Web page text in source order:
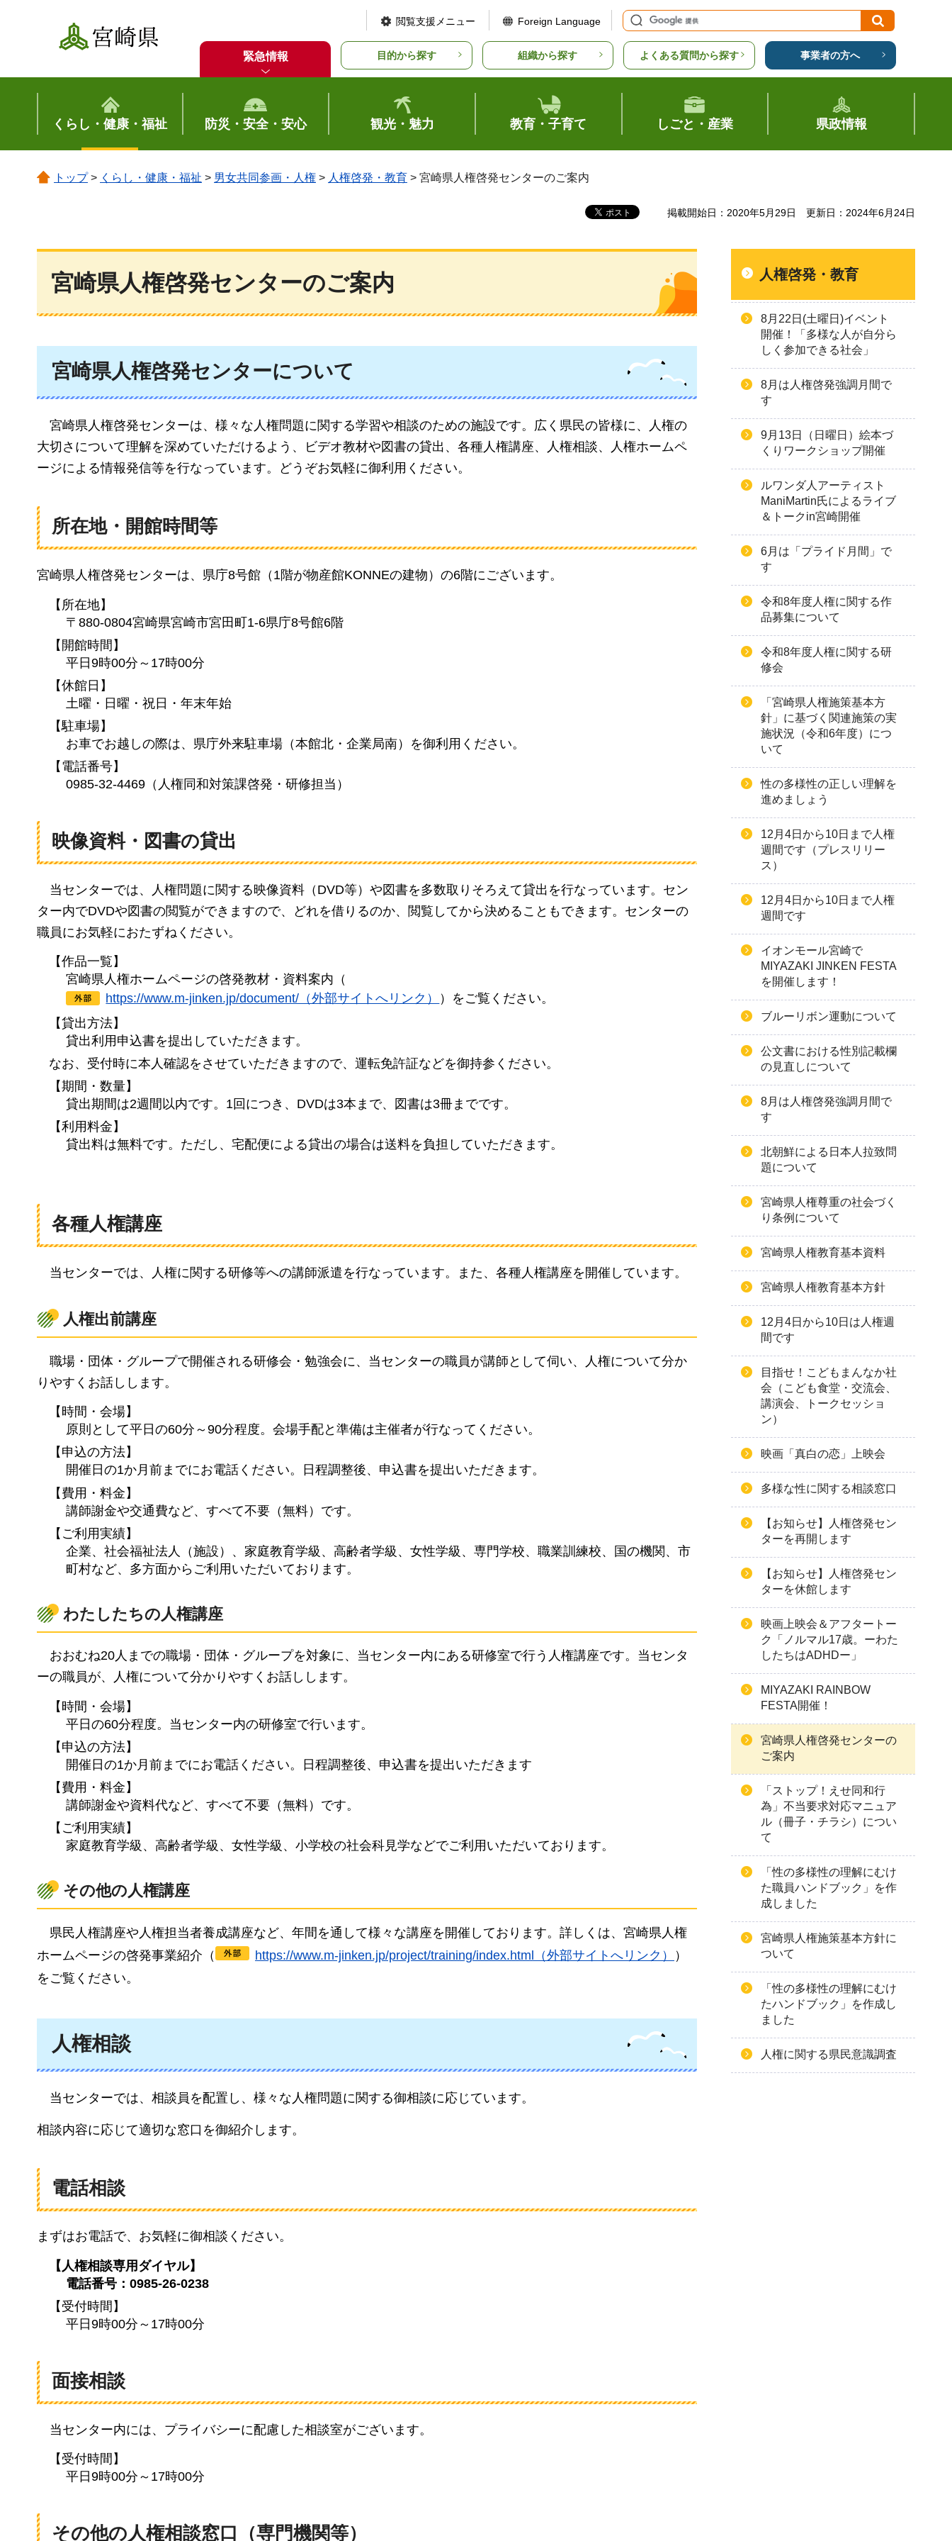
宮崎県
閲覧支援メニュー Foreign Language
緊急情報 目的から探す 組織から探す よくある質問から探す 事業者の方へ
くらし・健康・福祉 防災・安全・安心 観光・魅力 教育・子育て しごと・産業 県政情報
トップ> くらし・健康・福祉 > 男女共同参画・人権 > 人権啓発・教育 > 宮崎県人権啓発センターのご案内
掲載開始日：2020年5月29日 更新日：2024年6月24日
宮崎県人権啓発センターのご案内
宮崎県人権啓発センターについて
宮崎県人権啓発センターは、様々な人権問題に関する学習や相談のための施設です。広く県民の皆様に、人権の
大切さについて理解を深めていただけるよう、ビデオ教材や図書の貸出、各種人権講座、人権相談、人権ホームペ
ージによる情報発信等を行なっています。どうぞお気軽に御利用ください。
所在地・開館時間等
宮崎県人権啓発センターは、県庁8号館（1階が物産館KONNEの建物）の6階にございます。
【所在地】
〒880-0804宮崎県宮崎市宮田町1-6県庁8号館6階
【開館時間】
平日9時00分～17時00分
【休館日】
土曜・日曜・祝日・年末年始
【駐車場】
お車でお越しの際は、県庁外来駐車場（本館北・企業局南）を御利用ください。
【電話番号】
0985-32-4469（人権同和対策課啓発・研修担当）
映像資料・図書の貸出
当センターでは、人権問題に関する映像資料（DVD等）や図書を多数取りそろえて貸出を行なっています。セン
ター内でDVDや図書の閲覧ができますので、どれを借りるのか、閲覧してから決めることもできます。センターの
職員にお気軽におたずねください。
【作品一覧】
宮崎県人権ホームページの啓発教材・資料案内（
https://www.m-jinken.jp/document/（外部サイトへリンク）
）をご覧ください。
【貸出方法】
貸出利用申込書を提出していただきます。
なお、受付時に本人確認をさせていただきますので、運転免許証などを御持参ください。
【期間・数量】
貸出期間は2週間以内です。1回につき、DVDは3本まで、図書は3冊までです。
【利用料金】
貸出料は無料です。ただし、宅配便による貸出の場合は送料を負担していただきます。
各種人権講座
当センターでは、人権に関する研修等への講師派遣を行なっています。また、各種人権講座を開催しています。
人権出前講座
職場 ・団体・グループで開催される研修会・勉強会に、当センターの職員が講師として伺い、人権について分か
りやすくお話しします。
【時間・会場】
原則として平日の60分～90分程度。会場手配と準備は主催者が行なってください。
【申込の方法】
開催日の1か月前までにお電話ください。日程調整後、申込書を提出いただきます。
【費用・料金】
講師謝金や交通費など、すべて不要（無料）です。
【ご利用実績】
企業、社会福祉法人（施設）、家庭教育学級、高齢者学級、女性学級、専門学校、職業訓練校、国の機関、市
町村など、多方面からご利用いただいております。
わたしたちの人権講座
おおむね20人までの職場・団体・グループを対象に、当センター内にある研修室で行う人権講座です。当センタ
ーの職員が、人権について分かりやすくお話しします。
【時間・会場】
平日の60分程度。当センター内の研修室で行います。
【申込の方法】
開催日の1か月前までにお電話ください。日程調整後、申込書を提出いただきます
【費用・料金】
講師謝金や資料代など、すべて不要（無料）です。
【ご利用実績】
家庭教育学級、高齢者学級、女性学級、小学校の社会科見学などでご利用いただいております。
その他の人権講座
県民人権講座や 人権担当者養成講座など、年間を通して様々な講座を開催しております。詳しくは、宮崎県人権
ホームページの啓発事業紹介（
https://www.m-jinken.jp/project/training/index.html（外部サイトへリンク）
）
をご覧ください。
人権相談
当センターでは、相談員を配置し、様々な人権問題に関する御相談に応じています。
相談内容に応じて適切な窓口を御紹介します。
電話相談
まずはお電話で、お気軽に御相談ください。
【人権相談専用ダイヤル】
電話番号：0985-26-0238
【受付時間】
平日9時00分～17時00分
面接相談
当センター内には、プライバシーに配慮した相談室がございます。
【受付時間】
平日9時00分～17時00分
その他の人権相談窓口（専門機関等）
人権啓発・教育
8月22日(土曜日)イベント
開催！「多様な人が自分ら
しく参加できる社会」
8月は人権啓発強調月間で
す
9月13日（日曜日）絵本づ
くりワークショップ開催
ルワンダ人アーティスト
ManiMartin氏によるライブ
＆トークin宮崎開催
6月は「プライド月間」で
す
令和8年度人権に関する作
品募集について
令和8年度人権に関する研
修会
「宮崎県人権施策基本方
針」に基づく関連施策の実
施状況（令和6年度）につ
いて
性の多様性の正しい理解を
進めましょう
12月4日から10日まで人権
週間です（プレスリリー
ス）
12月4日から10日まで人権
週間です
イオンモール宮崎で
MIYAZAKI JINKEN FESTA
を開催します！
ブルーリボン運動について
公文書における性別記載欄
の見直しについて
8月は人権啓発強調月間で
す
北朝鮮による日本人拉致問
題について
宮崎県人権尊重の社会づく
り条例について
宮崎県人権教育基本資料
宮崎県人権教育基本方針
12月4日から10日は人権週
間です
目指せ！こどもまんなか社
会（こども食堂・交流会、
講演会、トークセッショ
ン）
映画「真白の恋」上映会
多様な性に関する相談窓口
【お知らせ】人権啓発セン
ターを再開します
【お知らせ】人権啓発セン
ターを休館します
映画上映会＆アフタートー
ク「ノルマル17歳。ーわた
したちはADHDー」
MIYAZAKI RAINBOW
FESTA開催！
宮崎県人権啓発センターの
ご案内
「ストップ！えせ同和行
為」不当要求対応マニュア
ル（冊子・チラシ）につい
て
「性の多様性の理解にむけ
た職員ハンドブック」を作
成しました
宮崎県人権施策基本方針に
ついて
「性の多様性の理解にむけ
たハンドブック」を作成し
ました
人権に関する県民意識調査